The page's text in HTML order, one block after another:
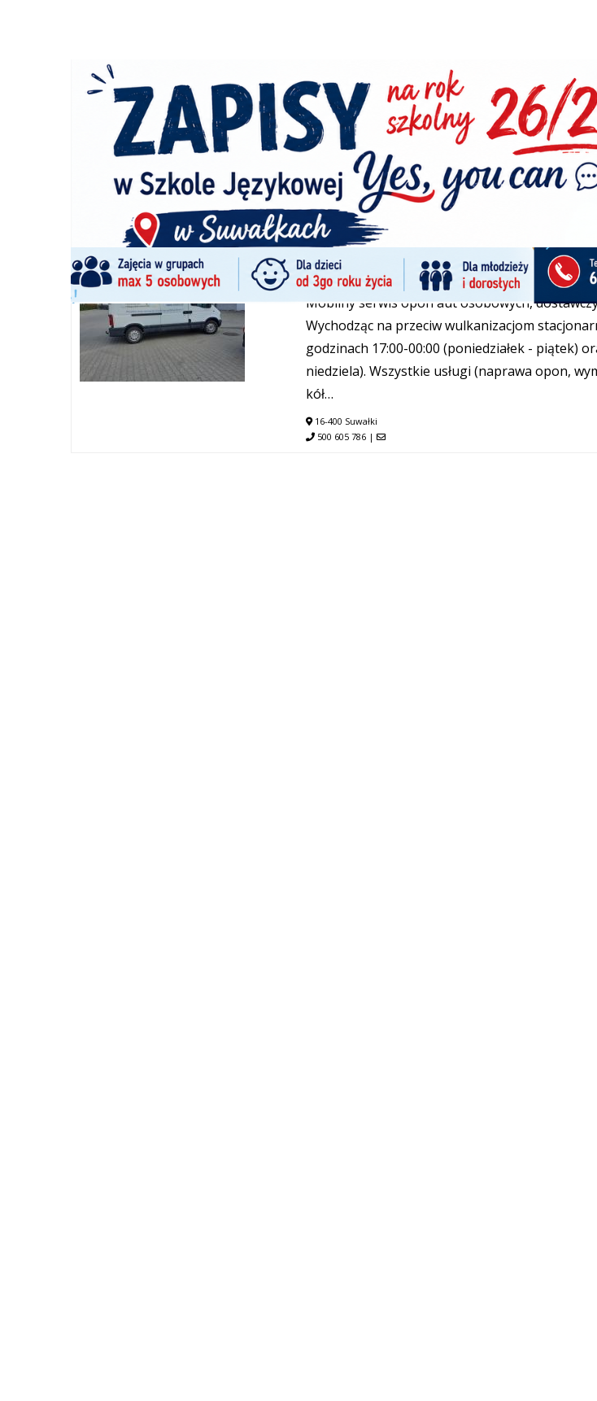
Wulkanizacja Mobilna i Stacjonarna
Wulkanizacja Mobilna i Stacjonarna Bartłomiej
czynni całodobowo w każdym dniu w roku.
czynna 24/7. Prowadzimy serwis stacjonarny -
mobilny, który obsługuje Suwałki oraz obszar
Suwałki, Sejneńska 60
500605786| oponyfelgisuwalki@wp.pl
Mobilny serwis opon / mobilna
Mobilny serwis opon aut osobowych,
Wychodząc na przeciw wulkanizacjom
godzinach 17:00-00:00 (poniedziałek - piątek)
niedziela). Wszystkie usługi (naprawa opon,
kół…
16-400 Suwałki
500 605 786 |